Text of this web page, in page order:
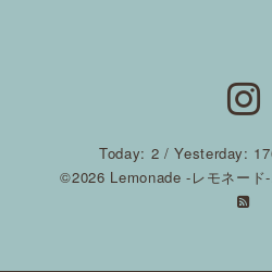
Today: 2 / Yesterday:
©2026 Lemonade -レモネード-